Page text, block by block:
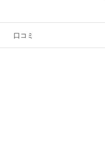
口コミ